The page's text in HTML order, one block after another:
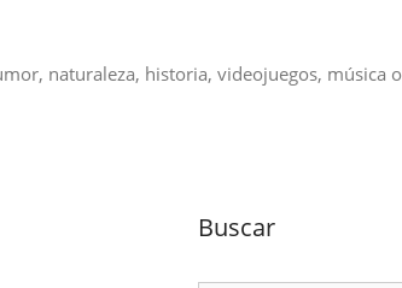
naturaleza, historia, videojuegos, música o
Buscar